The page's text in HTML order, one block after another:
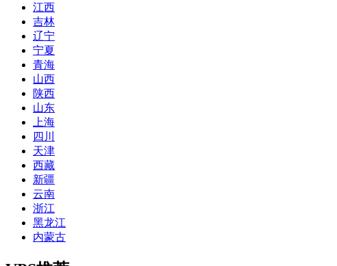
江西
吉林
辽宁
宁夏
青海
山西
陕西
山东
上海
四川
天津
西藏
新疆
云南
浙江
黑龙江
内蒙古